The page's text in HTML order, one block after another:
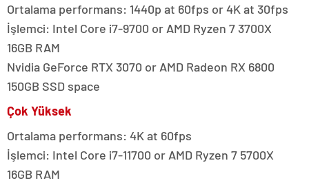
Ortalama performans: 1440p at 60fps or 4K at 30fps
İşlemci: Intel Core i7-9700 or AMD Ryzen 7 3700X
16GB RAM
Nvidia GeForce RTX 3070 or AMD Radeon RX 6800
150GB SSD space
Çok Yüksek
Ortalama performans: 4K at 60fps
İşlemci: Intel Core i7-11700 or AMD Ryzen 7 5700X
16GB RAM